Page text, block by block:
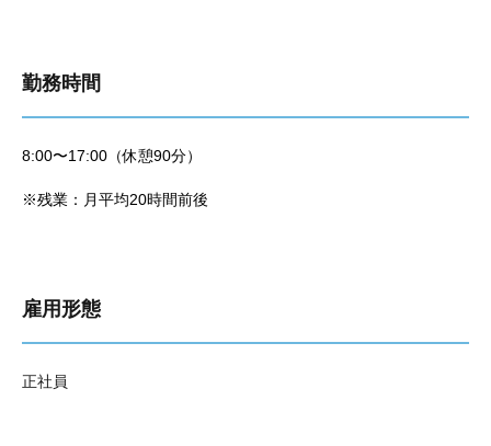
勤務時間
8:00〜17:00（休憩90分）
※残業：月平均20時間前後
雇用形態
正社員